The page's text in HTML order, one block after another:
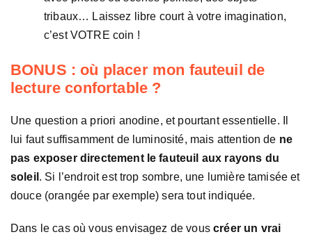
tribaux… Laissez libre court à votre imagination,
c’est VOTRE coin !
BONUS : où placer mon fauteuil de
lecture confortable ?
Une question a priori anodine, et pourtant essentielle. Il
lui faut suffisamment de luminosité, mais attention de ne
pas exposer directement le fauteuil aux rayons du
soleil . Si l’endroit est trop sombre, une lumière tamisée et
douce (orangée par exemple) sera tout indiquée.
Dans le cas où vous envisagez de vouscréer un vrai